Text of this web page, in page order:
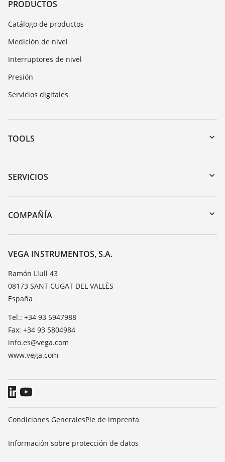
PRODUCTOS
Catálogo de productos
Medición de nivel
Interruptores de nivel
Presión
Servicios digitales
TOOLS
Zona de descarga
Búsqueda por número de serie
DTM Collection/PACTware
SERVICIOS
Devolución de instrumentos
Cursos de formacion
Lista de resistencias
TeamViewer
COMPAÑÍA
Acerca de VEGA
Contacto
Notícias
Prensa
Blog
VEGA INSTRUMENTOS, S.A.
Ramón Llull 43
08173 SANT CUGAT DEL VALLÈS
España
Tel.: +34 93 5947988
Fax: +34 93 5804984
info.es@vega.com
www.vega.com
Condiciones GeneralesPie de imprenta
Información sobre protección de datos